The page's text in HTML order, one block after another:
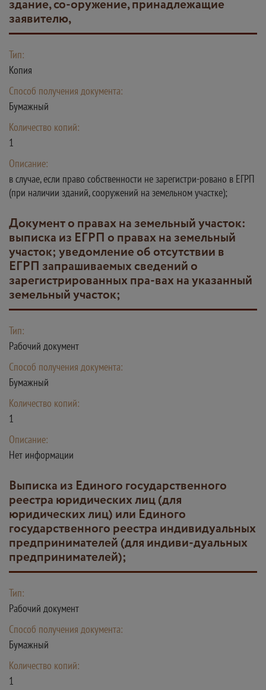
здание, со-оружение, принадлежащие
заявителю,
Тип:
Копия
Способ получения документа:
Бумажный
Количество копий:
1
Описание:
в случае, если право собственности не зарегистри-ровано в ЕГРП
(при наличии зданий, сооружений на земельном участке);
документ о правах на земельный участок:
выписка из ЕГРП о правах на земельный
участок; уведомление об отсутствии в
ЕГРП запрашиваемых сведений о
зарегистрированных пра-вах на указанный
земельный участок;
Тип:
Рабочий документ
Способ получения документа:
Бумажный
Количество копий:
1
Описание:
Нет информации
выписка из Единого государственного
реестра юридических лиц (для
юридических лиц) или Единого
государственного реестра индивидуальных
предпринимателей (для индиви-дуальных
предпринимателей);
Тип:
Рабочий документ
Способ получения документа:
Бумажный
Количество копий:
1